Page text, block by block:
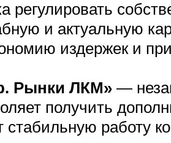
регулировать
и актуальную
издержек и
Рынки ЛКМ» —
получить
стабильную работу